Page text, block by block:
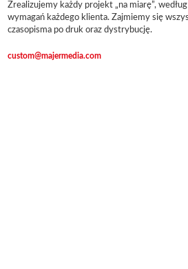
Zrealizujemy każdy projekt „na miarę”,
wymagań każdego klienta. Zajmiemy się
czasopisma po druk oraz dystrybucję.
custom@majermedia.com